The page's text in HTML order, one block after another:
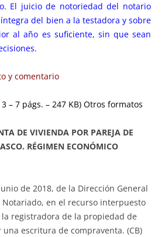
El juicio de notoriedad del notario
del bien a la testadora y sobre
al año es suficiente, sin que sean
y comentario
– 7 págs. – 247 KB) Otros formatos
DE VIVIENDA POR PAREJA DE
RÉGIMEN ECONÓMICO
de 2018, de la Dirección General
Notariado, en el recurso interpuesto
registradora de la propiedad de
escritura de compraventa. (CB)